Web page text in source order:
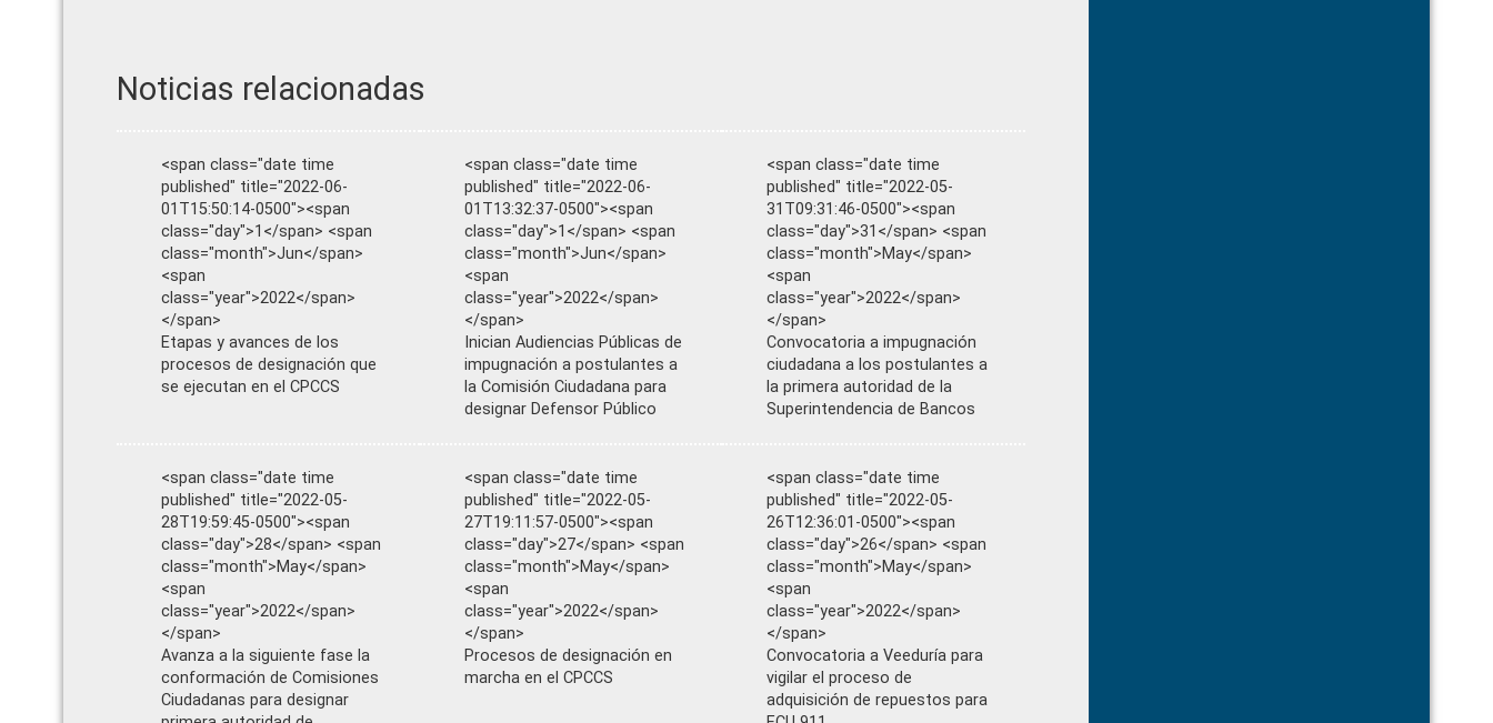
Noticias relacionadas
<span class="date time
published" title="2022-06-
01T15:50:14-0500"><span
class="day">1</span> <span
class="month">Jun</span>
<span
class="year">2022</span>
</span>
Etapas y avances de los
procesos de designación que
se ejecutan en el CPCCS
<span class="date time
published" title="2022-06-
01T13:32:37-0500"><span
class="day">1</span> <span
class="month">Jun</span>
<span
class="year">2022</span>
</span>
Inician Audiencias Públicas de
impugnación a postulantes a
la Comisión Ciudadana para
designar Defensor Público
<span class="date time
published" title="2022-05-
31T09:31:46-0500"><span
class="day">31</span> <span
class="month">May</span>
<span
class="year">2022</span>
</span>
Convocatoria a impugnación
ciudadana a los postulantes a
la primera autoridad de la
Superintendencia de Bancos
<span class="date time
published" title="2022-05-
28T19:59:45-0500"><span
class="day">28</span> <span
class="month">May</span>
<span
class="year">2022</span>
</span>
Avanza a la siguiente fase la
conformación de Comisiones
Ciudadanas para designar
<span class="date time
published" title="2022-05-
27T19:11:57-0500"><span
class="day">27</span> <span
class="month">May</span>
<span
class="year">2022</span>
</span>
Procesos de designación en
marcha en el CPCCS
<span class="date time
published" title="2022-05-
26T12:36:01-0500"><span
class="day">26</span> <span
class="month">May</span>
<span
class="year">2022</span>
</span>
Convocatoria a Veeduría para
vigilar el proceso de
adquisición de repuestos para